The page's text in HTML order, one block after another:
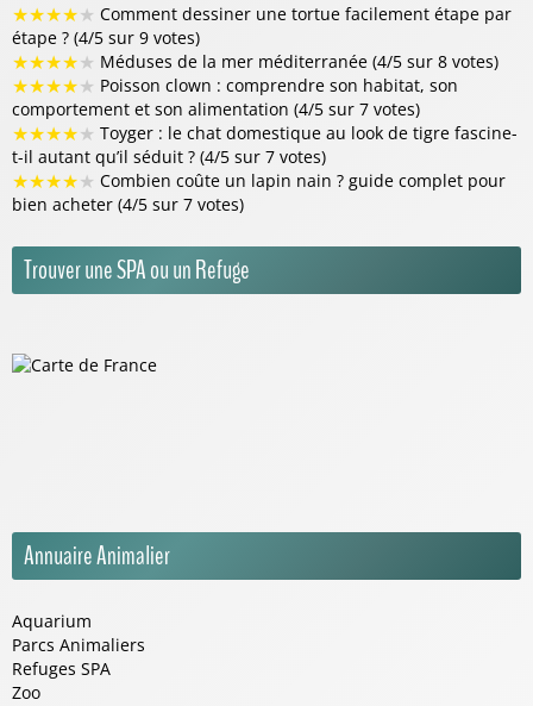
★★★★★ Comment dessiner une tortue facilement étape par
étape ? (4/5 sur 9 votes)
★★★★★ Méduses de la mer méditerranée (4/5 sur 8 votes)
★★★★★ Poisson clown : comprendre son habitat, son
comportement et son alimentation (4/5 sur 7 votes)
★★★★★ Toyger : le chat domestique au look de tigre fascine-
t-il autant qu’il séduit ? (4/5 sur 7 votes)
★★★★★ Combien coûte un lapin nain ? guide complet pour
bien acheter (4/5 sur 7 votes)
Trouver une SPA ou un Refuge
Annuaire Animalier
Aquarium
Parcs Animaliers
Refuges SPA
Zoo